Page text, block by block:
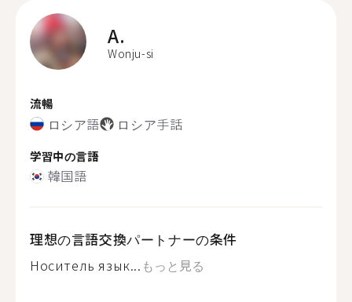
A.
Wonju-si
流暢
ロシア語 ロシア手話
学習中の言語
韓国語
理想の言語交換パートナーの条件
Носитель язык... もっと見る